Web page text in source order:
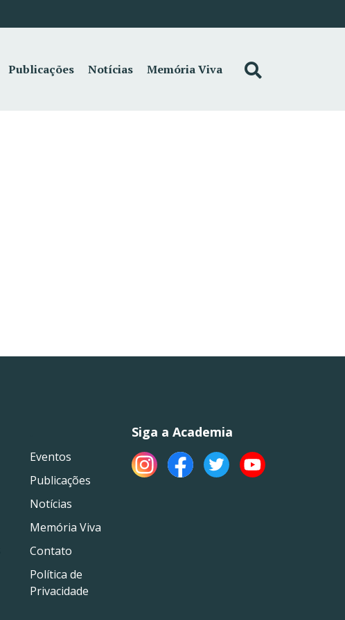
Publicações Notícias Memória Viva
Eventos
Publicações
Notícias
Memória Viva
Contato
Política de
Privacidade
Siga a Academia